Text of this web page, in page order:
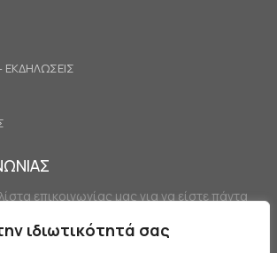
ιδιωτικότητά σας
ΕΚΔΗΛΩΣΕΙΣ
επικοινωνίας μας για να είστε πάντα